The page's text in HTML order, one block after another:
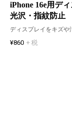
iPhone 16e用デ
光沢・指紋防止
ディスプレイをキズや
¥860 + 税